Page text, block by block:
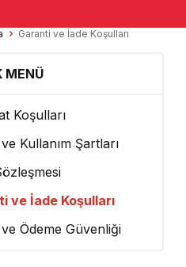
Garanti ve İade Koşulları
MENÜ
Koşulları
Kullanım Şartları
ve İade Koşulları
Ödeme Güvenliği